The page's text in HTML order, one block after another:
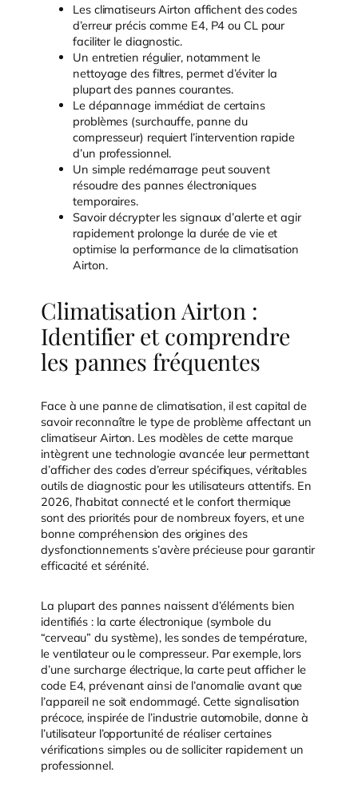
Les climatiseurs Airton affichent des codes
d’erreur précis comme E4, P4 ou CL pour
faciliter le diagnostic.
Un entretien régulier, notamment le
nettoyage des filtres, permet d’éviter la
plupart des pannes courantes.
Le dépannage immédiat de certains
problèmes (surchauffe, panne du
compresseur) requiert l’intervention rapide
d’un professionnel.
Un simple redémarrage peut souvent
résoudre des pannes électroniques
temporaires.
Savoir décrypter les signaux d’alerte et agir
rapidement prolonge la durée de vie et
optimise la performance de la climatisation
Airton.
Climatisation Airton :
Identifier et comprendre
les pannes fréquentes
Face à une panne de climatisation, il est capital de
savoir reconnaître le type de problème affectant un
climatiseur Airton. Les modèles de cette marque
intègrent une technologie avancée leur permettant
d’afficher des codes d’erreur spécifiques, véritables
outils de diagnostic pour les utilisateurs attentifs. En
2026, l’habitat connecté et le confort thermique
sont des priorités pour de nombreux foyers, et une
bonne compréhension des origines des
dysfonctionnements s’avère précieuse pour garantir
efficacité et sérénité.
La plupart des pannes naissent d’éléments bien
identifiés : la carte électronique (symbole du
“cerveau” du système), les sondes de température,
le ventilateur ou le compresseur. Par exemple, lors
d’une surcharge électrique, la carte peut afficher le
code E4, prévenant ainsi de l’anomalie avant que
l’appareil ne soit endommagé. Cette signalisation
précoce, inspirée de l’industrie automobile, donne à
l’utilisateur l’opportunité de réaliser certaines
vérifications simples ou de solliciter rapidement un
professionnel.